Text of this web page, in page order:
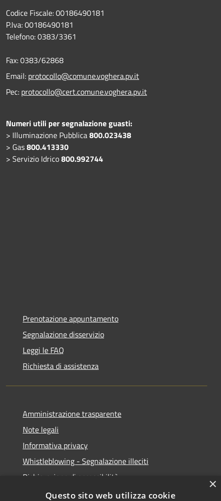
Codice Fiscale: 00186490181
P.Iva: 00186490181
Telefono:0383/3361
Fax:0383/62868
Email: protocollo@comune.voghera.pv.it
Pec: protocollo@cert.comune.voghera.pv.it
Numeri utili per segnalazione guasti:
> Illuminazione Pubblica800.023438
> Gas800.413330
> Servizio Idrico800.992744
Prenotazione appuntamento
Segnalazione disservizio
Leggi le FAQ
Richiesta di assistenza
Amministrazione trasparente
Note legali
Informativa privacy
Whistleblowing - Segnalazione illeciti
Dichiarazione di accessibilità
Obiettivi di acessibilità
×
Questo sito web utilizza cookie